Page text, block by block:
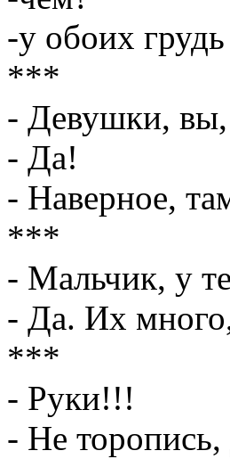
-у обоих
***
- Девушки, вы,
- Да!
- Наверное,
***
- Мальчик, у
- Да. Их
***
- Руки!!!
- Не торопись,